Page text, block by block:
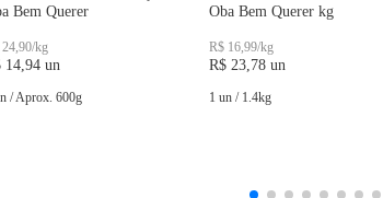
Bem Querer
/kg
14,94 un
/Aprox. 600g
Oba Bem Querer kg
R$ 16,99/kg
R$ 23,78un
1 un/ 1.4kg